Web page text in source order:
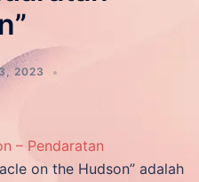
2023
– Pendaratan
on the Hudson” adalah